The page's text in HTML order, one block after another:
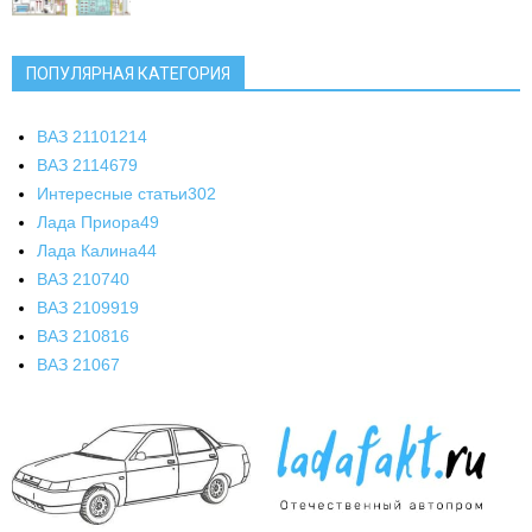
ПОПУЛЯРНАЯ КАТЕГОРИЯ
ВАЗ 21101214
ВАЗ 2114679
Интересные статьи302
Лада Приора49
Лада Калина44
ВАЗ 210740
ВАЗ 2109919
ВАЗ 210816
ВАЗ 21067